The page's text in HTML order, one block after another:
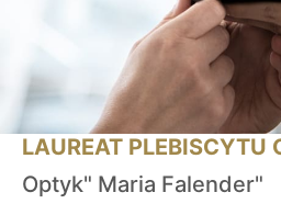
LAUREAT PLEBISCYTU
Optyk" Maria Falender"